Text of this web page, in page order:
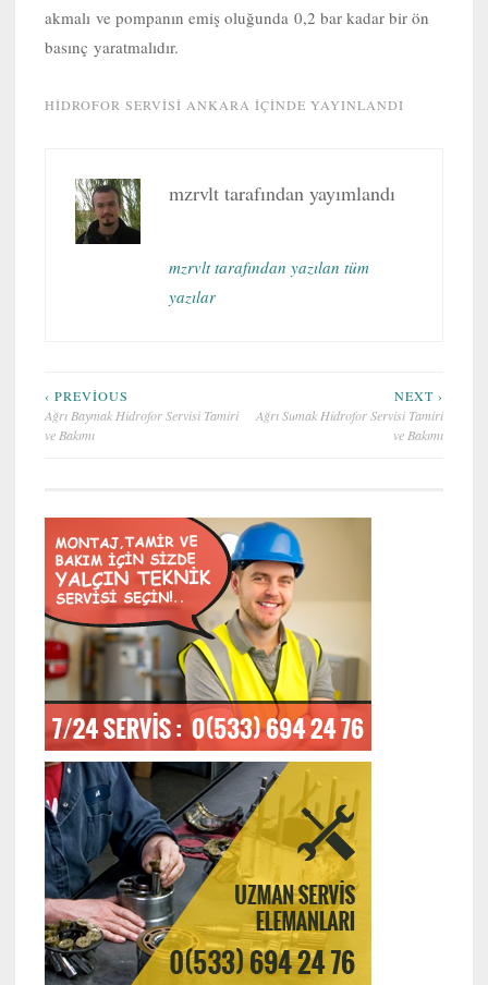
akmalı ve pompanın emiş oluğunda 0,2 bar kadar bir ön
basınç yaratmalıdır.
HIDROFOR SERVISI ANKARA IÇINDE YAYINLANDI
mzrvlt tarafından yayımlandı
mzrvlt tarafından yazılan tüm
yazılar
Yazı
gezinmesi
‹ PREVIOUS
Ağrı Baymak Hidrofor Servisi Tamiri
ve Bakımı
NEXT ›
Ağrı Sumak Hidrofor Servisi Tamiri
ve Bakımı